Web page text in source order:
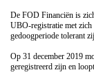
De FOD Financiën is
UBO-registratie met zich
gedoogperiode tolerant
Op 31 december 2019
geregistreerd zijn en